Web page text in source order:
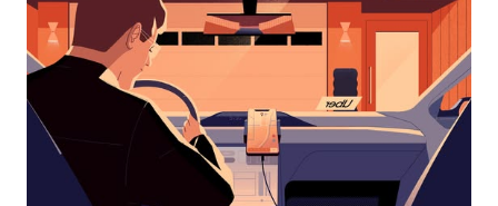
interagieren
und
ein
Datum
auszuwählen.
Drücke
die
Escape-
Taste,